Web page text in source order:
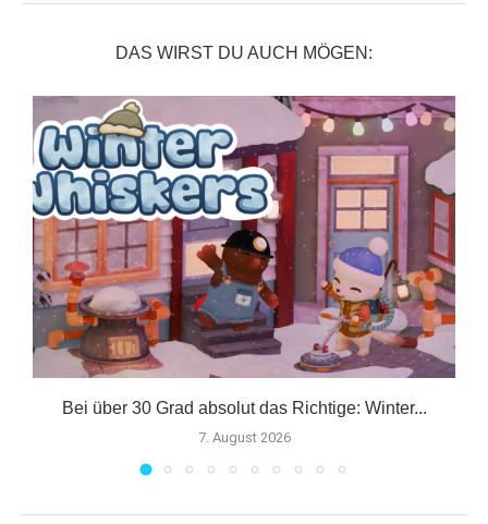
DAS WIRST DU AUCH MÖGEN:
Bei über 30 Grad absolut das Richtige: Winter...
7. August 2026